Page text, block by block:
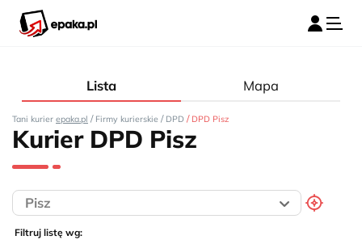
Lista Mapa
Tani kurier epaka.pl / Firmy kurierskie / DPD / DPD Pisz
Kurier DPD Pisz
Filtruj listę wg: